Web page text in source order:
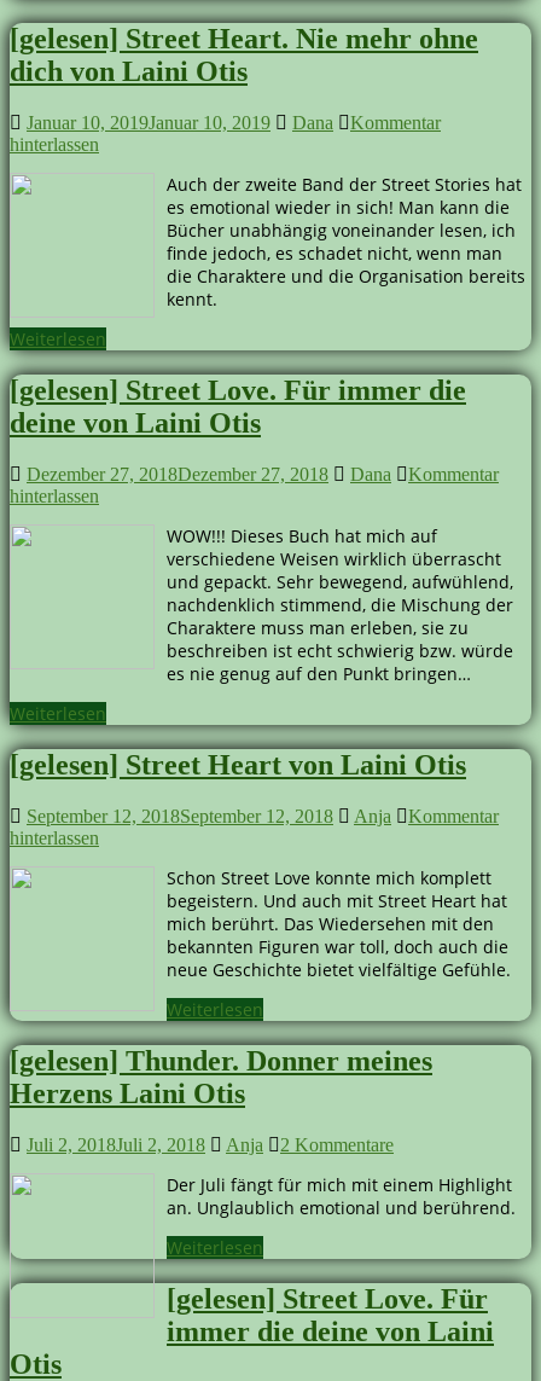
[gelesen] Street Heart. Nie mehr ohne
dich von Laini Otis
Januar 10, 2019Januar 10, 2019 Dana
Kommentar
hinterlassen
Auch der zweite Band der Street Stories hat
es emotional wieder in sich! Man kann die
Bücher unabhängig voneinander lesen, ich
finde jedoch, es schadet nicht, wenn man
die Charaktere und die Organisation bereits
kennt.
Weiterlesen
[gelesen] Street Love. Für immer die
deine von Laini Otis
Dezember 27, 2018Dezember 27, 2018 Dana
Kommentar
hinterlassen
WOW!!! Dieses Buch hat mich auf
verschiedene Weisen wirklich überrascht
und gepackt. Sehr bewegend, aufwühlend,
nachdenklich stimmend, die Mischung der
Charaktere muss man erleben, sie zu
beschreiben ist echt schwierig bzw. würde
es nie genug auf den Punkt bringen…
Weiterlesen
[gelesen] Street Heart von Laini Otis
September 12, 2018September 12, 2018 Anja
Kommentar
hinterlassen
Schon Street Love konnte mich komplett
begeistern. Und auch mit Street Heart hat
mich berührt. Das Wiedersehen mit den
bekannten Figuren war toll, doch auch die
neue Geschichte bietet vielfältige Gefühle.
Weiterlesen
[gelesen] Thunder. Donner meines
Herzens Laini Otis
Juli 2, 2018Juli 2, 2018 Anja 2 Kommentare
Der Juli fängt für mich mit einem Highlight
an. Unglaublich emotional und berührend.
Weiterlesen
[gelesen] Street Love. Für
immer die deine von Laini
Otis